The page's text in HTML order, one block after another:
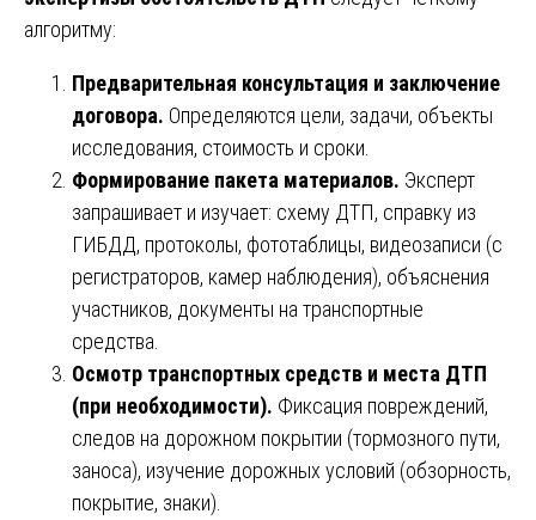
алгоритму:
Предварительная консультация и заключение
договора. Определяются цели, задачи, объекты
исследования, стоимость и сроки.
Формирование пакета материалов. Эксперт
запрашивает и изучает: схему ДТП, справку из
ГИБДД, протоколы, фототаблицы, видеозаписи (с
регистраторов, камер наблюдения), объяснения
участников, документы на транспортные
средства.
Осмотр транспортных средств и места ДТП
(при необходимости). Фиксация повреждений,
следов на дорожном покрытии (тормозного пути,
заноса), изучение дорожных условий (обзорность,
покрытие, знаки).